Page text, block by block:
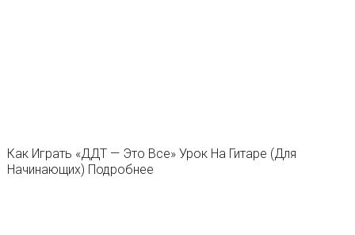
Как Играть «ДДТ — Это Все» Урок На Гитаре (Для
Начинающих) Подробнее